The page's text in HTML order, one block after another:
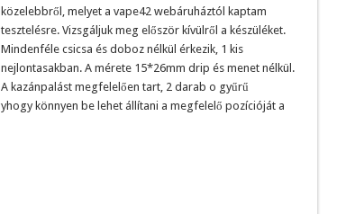
közelebbről, melyet a vape42 webáruháztól kaptam
tesztelésre. Vizsgáljuk meg először kívülről a készüléket.
Mindenféle csicsa és doboz nélkül érkezik, 1 kis
nejlontasakban. A mérete 15*26mm drip és menet nélkül.
A kazánpalást megfelelően tart, 2 darab o gyűrű
könnyen be lehet állítani a megfelelő pozícióját a